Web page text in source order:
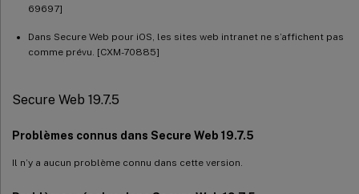
69697]
Dans Secure Web pour iOS, les sites web intranet ne s’affichent pas
comme prévu. [CXM-70885]
Secure Web 19.7.5
Problèmes connus dans Secure Web 19.7.5
Il n’y a aucun problème connu dans cette version.